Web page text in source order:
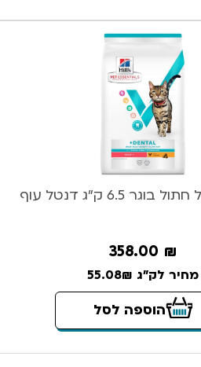
6.5 ק”ג דנטל עוף
358.00 ₪
מחיר לק"ג 55.08₪
הוספה לסל